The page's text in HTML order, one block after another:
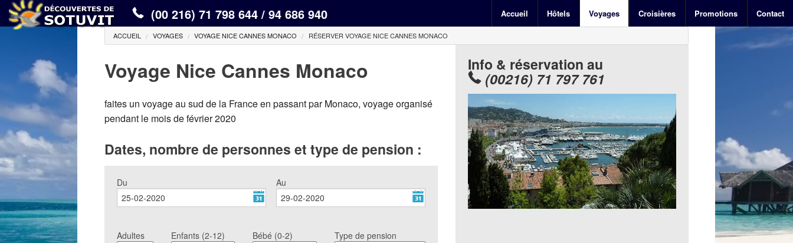
(00 216) 71 798 644 / 94 686 940 Accueil Hôtels Voyages Croisières Promotions Contact
ACCUEIL VOYAGES VOYAGE NICE CANNES MONACO RÉSERVER VOYAGE NICE CANNES MONACO
Voyage Nice Cannes Monaco
faites un voyage au sud de la France en passant par Monaco, voyage organisé
pendant le mois de février 2020
Dates, nombre de personnes et type de pension :
Du Au
Adultes Enfants (2-12) Bébé (0-2) Type de pension
Info & réservation au
(00216) 71 797 761